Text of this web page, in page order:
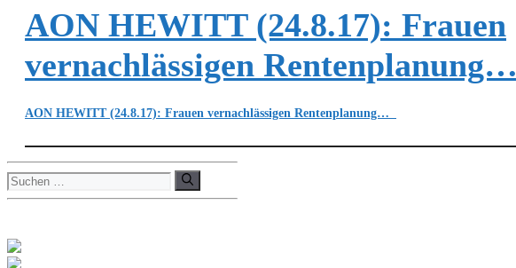
AON HEWITT (24.8.17): Frauen
vernachlässigen Rentenplanung…
AON HEWITT (24.8.17): Frauen vernachlässigen Rentenplanung…
Suchen
nach: